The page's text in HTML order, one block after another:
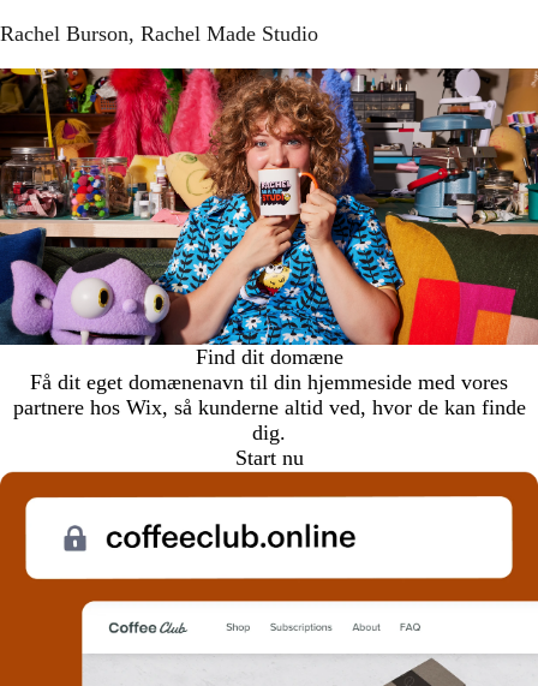
Rachel Burson, Rachel Made Studio
Find dit domæne
Få dit eget domænenavn til din hjemmeside med vores
partnere hos Wix, så kunderne altid ved, hvor de kan finde
dig.
Start nu